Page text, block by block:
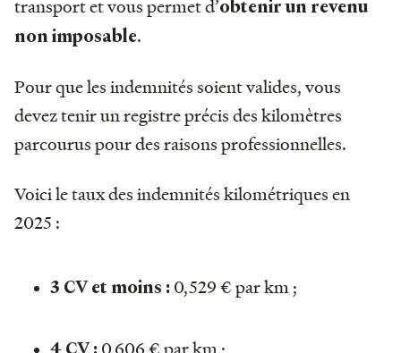
transport et vous permet d’obtenir un revenu
non imposable.
Pour que les indemnités soient valides, vous
devez tenir un registre précis des kilomètres
parcourus pour des raisons professionnelles.
Voici le taux des indemnités kilométriques en
2025 :
3 CV et moins : 0,529 € par km ;
4 CV : 0,606 € par km ;